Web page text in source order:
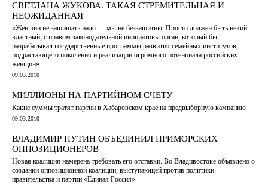
СВЕТЛАНА ЖУКОВА. ТАКАЯ СТРЕМИТЕЛЬНАЯ И
НЕОЖИДАННАЯ
«Женщин не защищать надо — мы не беззащитны. Просто должен быть некий
властный, с правом законодательной инициативы орган, который бы
разрабатывал государственные программы развития семейных институтов,
подрастающего поколения и реализации огромного потенциала российских
женщин»
09.03.2010
МИЛЛИОНЫ НА ПАРТИЙНОМ СЧЕТУ
Какие суммы тратят партии в Хабаровском крае на предвыборную кампанию
09.03.2010
ВЛАДИМИР ПУТИН ОБЪЕДИНИЛ ПРИМОРСКИХ
ОППОЗИЦИОНЕРОВ
Новая коалиция намерена требовать его отставки. Во Владивостоке объявлено о
создании оппозиционной коалиции, выступающей против политики
правительства и партии «Единая Россия»